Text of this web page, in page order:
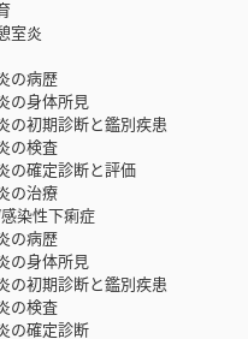
炎
病歴
身体所見
初期診断と鑑別疾患
検査
確定診断と評価
治療
染性下痢症
病歴
身体所見
初期診断と鑑別疾患
検査
確定診断